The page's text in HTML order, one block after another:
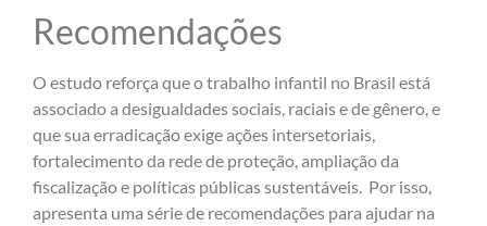
Recomendações
O estudo reforça que o trabalho infantil no Brasil está
associado a desigualdades sociais, raciais e de gênero, e
que sua erradicação exige ações intersetoriais,
fortalecimento da rede de proteção, ampliação da
fiscalização e políticas públicas sustentáveis. Por isso,
apresenta uma série de recomendações para ajudar na